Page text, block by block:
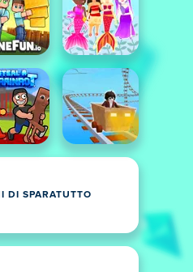
DI SPARATUTTO